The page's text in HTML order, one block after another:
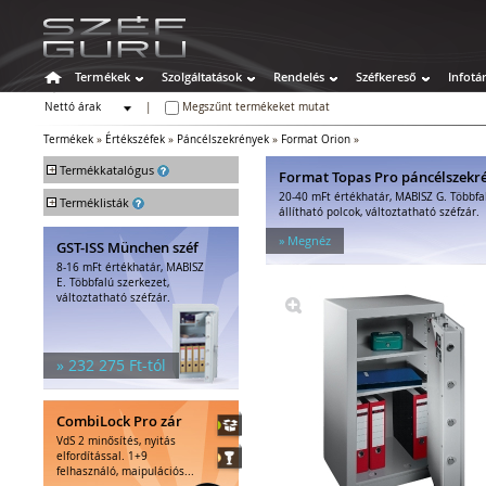
Termékek Szolgáltatások Rendelés Széfkereső Infotár
Nettó árak
Megszűnt termékeket mutat
Termékek » Értékszéfek » Páncélszekrények » Format Orion »
+ Termékkatalógus
Széfek
Értékszéfek
Faliszéfek
Padlószéfek
Lemezszekrények
Bedobós értékszéfek
Szuperkasszák
Tűzálló széfek
Speciális széfek
Fegyverszekrények
Hotelszéfek
+ Terméklisták
GST-ISS München széf
8-16 mFt értékhatár, MABISZ
E. Többfalú szerkezet,
változtatható széfzár.
» 232 275 Ft-tól
CombiLock Pro zár
VdS 2 minősítés, nyitás
elfordítással. 1+9
felhasználó, maipulációs...
Format Topas Pro
20-40 mFt értékhatár, MABISZ G.
állítható polcok, változtatható széfzár.
» Megnéz